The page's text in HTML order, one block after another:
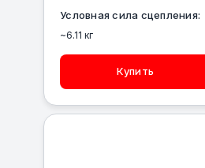
Условная сила сцепления:
~6.11 кг
Купить